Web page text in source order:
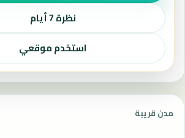
نظرة 7 أيام
استخدم موقعي
مدن قريبة